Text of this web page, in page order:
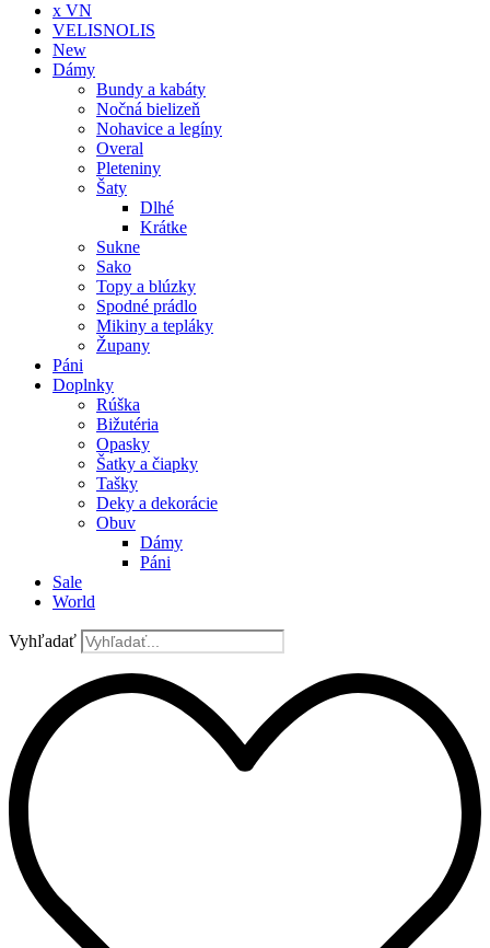
x VN
VELISNOLIS
New
Dámy
Bundy a kabáty
Nočná bielizeň
Nohavice a legíny
Overal
Pleteniny
Šaty
Dlhé
Krátke
Sukne
Sako
Topy a blúzky
Spodné prádlo
Mikiny a tepláky
Župany
Páni
Doplnky
Rúška
Bižutéria
Opasky
Šatky a čiapky
Tašky
Deky a dekorácie
Obuv
Dámy
Páni
Sale
World
Vyhľadať